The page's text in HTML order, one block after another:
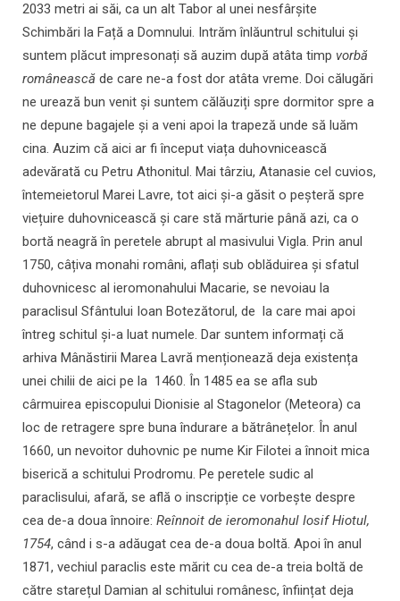
2033 metri ai săi, ca un alt Tabor al unei nesfârșite
Schimbări la Față a Domnului. Intrăm înlăuntrul schitului și
suntem plăcut impresonați să auzim după atâta timp vorbă
românească de care ne-a fost dor atâta vreme. Doi călugări
ne urează bun venit și suntem călăuziți spre dormitor spre a
ne depune bagajele și a veni apoi la trapeză unde să luăm
cina. Auzim că aici ar fi început viața duhovnicească
adevărată cu Petru Athonitul. Mai târziu, Atanasie cel cuvios,
întemeietorul Marei Lavre, tot aici și-a găsit o peșteră spre
viețuire duhovnicească și care stă mărturie până azi, ca o
bortă neagră în peretele abrupt al masivului Vigla. Prin anul
1750, câțiva monahi români, aflați sub oblăduirea și sfatul
duhovnicesc al ieromonahului Macarie, se nevoiau la
paraclisul Sfântului Ioan Botezătorul, de la care mai apoi
întreg schitul și-a luat numele. Dar suntem informați că
arhiva Mânăstirii Marea Lavră menționează deja existența
unei chilii de aici pe la 1460. În 1485 ea se afla sub
cârmuirea episcopului Dionisie al Stagonelor (Meteora) ca
loc de retragere spre buna îndurare a bătrânețelor. În anul
1660, un nevoitor duhovnic pe nume Kir Filotei a înnoit mica
biserică a schitului Prodromu. Pe peretele sudic al
paraclisului, afară, se află o inscripție ce vorbește despre
cea de-a doua înnoire: Reînnoit de ieromonahul Iosif Hiotul,
1754, când i s-a adăugat cea de-a doua boltă. Apoi în anul
1871, vechiul paraclis este mărit cu cea de-a treia boltă de
către starețul Damian al schitului românesc, înființat deja